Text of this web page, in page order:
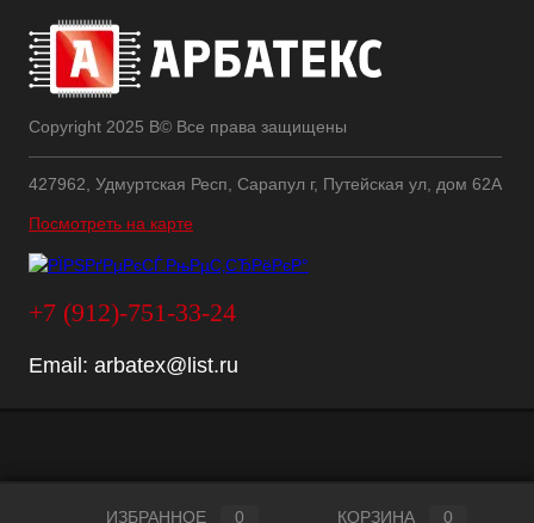
Copyright 2025 В© Все права защищены
427962, Удмуртская Респ, Сарапул г, Путейская ул, дом 62А
Посмотреть на карте
+7 (912)-751-33-24
Email: arbatex@list.ru
ИЗБРАННОЕ 0 КОРЗИНА 0